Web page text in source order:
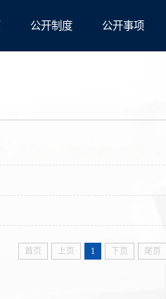
公开制度 公开事项
首页 上页 1 下页 尾页